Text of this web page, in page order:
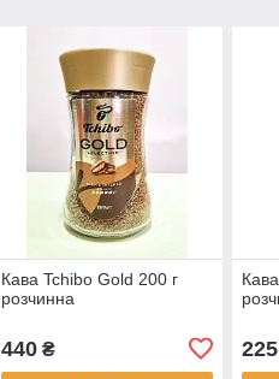
Кава Tchibo Gold 200 г
розчинна
440₴ 225